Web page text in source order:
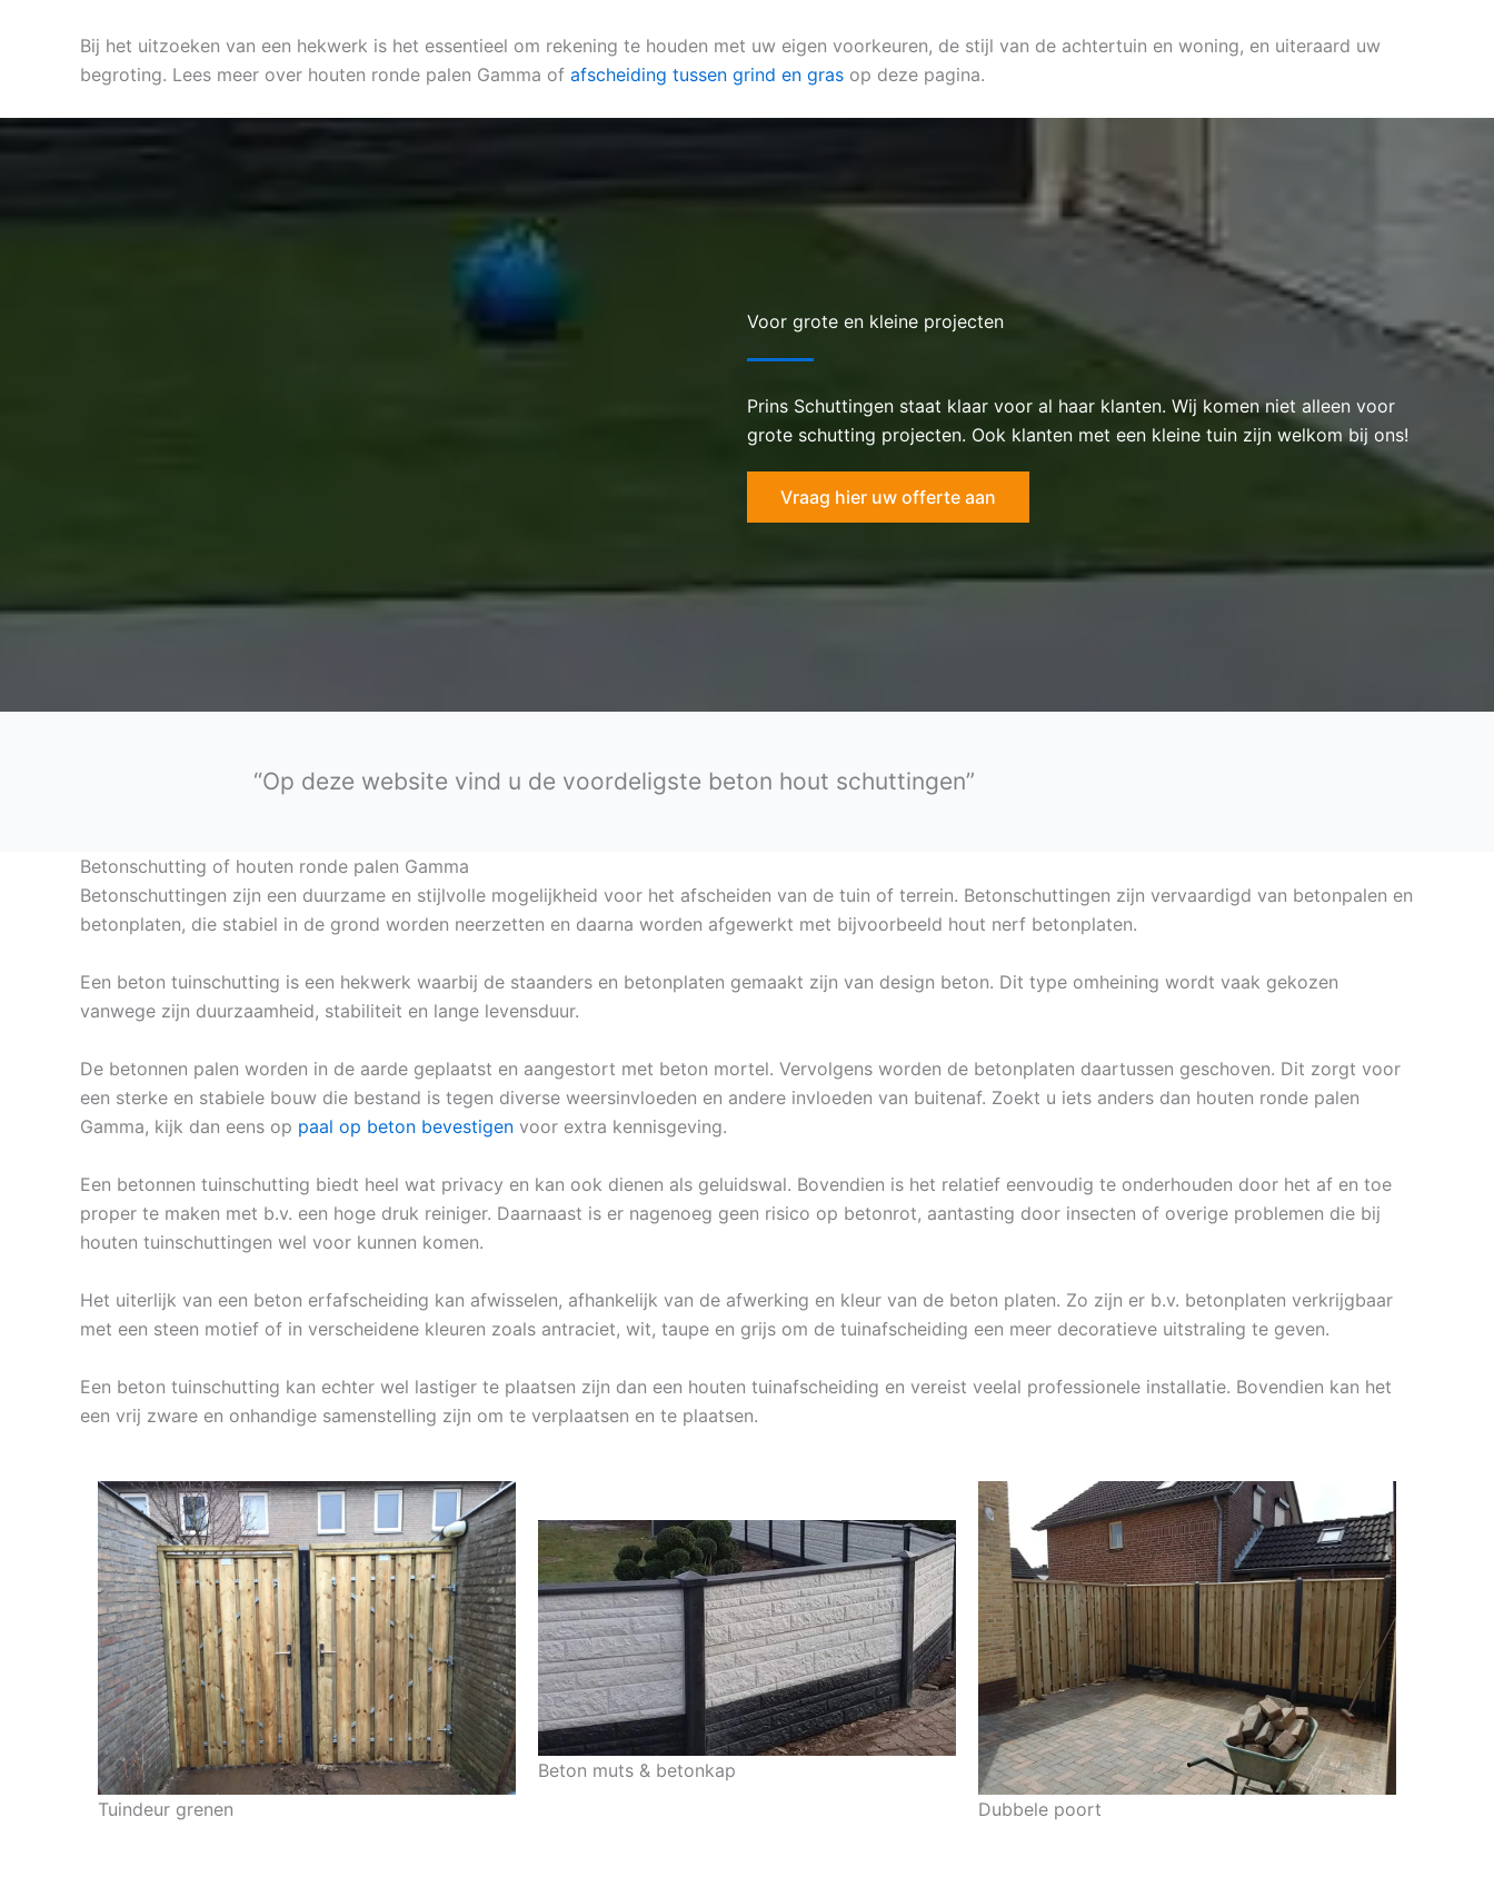
Bij het uitzoeken van een hekwerk is het essentieel om rekening te houden met uw eigen voorkeuren, de stijl van de achtertuin en woning, en uiteraard uw
begroting. Lees meer over houten ronde palen Gamma of afscheiding tussen grind en gras op deze pagina.
Voor grote en kleine projecten
Prins Schuttingen staat klaar voor al haar klanten. Wij komen niet alleen voor
grote schutting projecten. Ook klanten met een kleine tuin zijn welkom bij ons!
Vraag hier uw offerte aan
“Op deze website vind u de voordeligste beton hout schuttingen”
Betonschutting of houten ronde palen Gamma
Betonschuttingen zijn een duurzame en stijlvolle mogelijkheid voor het afscheiden van de tuin of terrein. Betonschuttingen zijn vervaardigd van betonpalen en
betonplaten, die stabiel in de grond worden neerzetten en daarna worden afgewerkt met bijvoorbeeld hout nerf betonplaten.
Een beton tuinschutting is een hekwerk waarbij de staanders en betonplaten gemaakt zijn van design beton. Dit type omheining wordt vaak gekozen
vanwege zijn duurzaamheid, stabiliteit en lange levensduur.
De betonnen palen worden in de aarde geplaatst en aangestort met beton mortel. Vervolgens worden de betonplaten daartussen geschoven. Dit zorgt voor
een sterke en stabiele bouw die bestand is tegen diverse weersinvloeden en andere invloeden van buitenaf. Zoekt u iets anders dan houten ronde palen
Gamma, kijk dan eens op paal op beton bevestigen voor extra kennisgeving.
Een betonnen tuinschutting biedt heel wat privacy en kan ook dienen als geluidswal. Bovendien is het relatief eenvoudig te onderhouden door het af en toe
proper te maken met b.v. een hoge druk reiniger. Daarnaast is er nagenoeg geen risico op betonrot, aantasting door insecten of overige problemen die bij
houten tuinschuttingen wel voor kunnen komen.
Het uiterlijk van een beton erfafscheiding kan afwisselen, afhankelijk van de afwerking en kleur van de beton platen. Zo zijn er b.v. betonplaten verkrijgbaar
met een steen motief of in verscheidene kleuren zoals antraciet, wit, taupe en grijs om de tuinafscheiding een meer decoratieve uitstraling te geven.
Een beton tuinschutting kan echter wel lastiger te plaatsen zijn dan een houten tuinafscheiding en vereist veelal professionele installatie. Bovendien kan het
een vrij zware en onhandige samenstelling zijn om te verplaatsen en te plaatsen.
Tuindeur grenen
Beton muts & betonkap
Dubbele poort